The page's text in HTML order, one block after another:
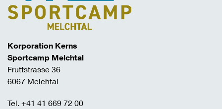
Korporation Kerns
Sportcamp Melchtal
Fruttstrasse 36
6067 Melchtal
Tel. +41 41 669 72 00